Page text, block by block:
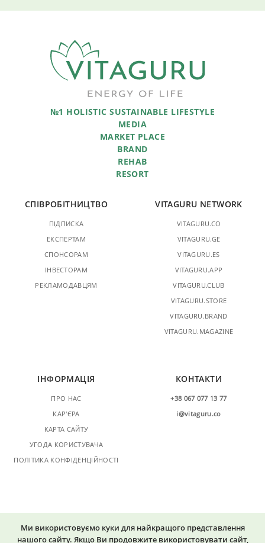
№1 HOLISTIC SUSTAINABLE LIFESTYLE
MEDIA
MARKET PLACE
BRAND
REHAB
RESORT
СПІВРОБІТНИЦТВО
ПІДПИСКА
ЕКСПЕРТАМ
СПОНСОРАМ
ІНВЕСТОРАМ
РЕКЛАМОДАВЦЯМ
VITAGURU NETWORK
VITAGURU.CO
VITAGURU.GE
VITAGURU.ES
VITAGURU.APP
VITAGURU.CLUB
VITAGURU.STORE
VITAGURU.BRAND
VITAGURU.MAGAZINE
ІНФОРМАЦІЯ
ПРО НАС
КАР'ЄРА
КАРТА САЙТУ
УГОДА КОРИСТУВАЧА
ПОЛІТИКА КОНФІДЕНЦІЙНОСТІ
КОНТАКТИ
+38 067 077 13 77
i@vitaguru.co
Ми використовуємо куки для найкращого представлення
нашого сайту. Якщо Ви продовжите використовувати сайт,